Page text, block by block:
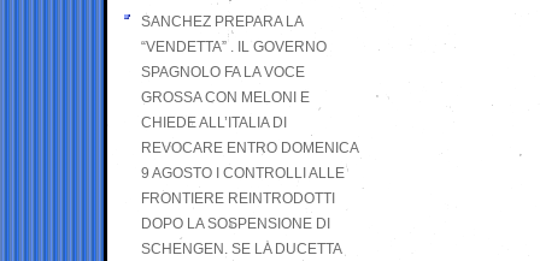
SANCHEZ PREPARA LA
“VENDETTA” . IL GOVERNO
SPAGNOLO FA LA VOCE
GROSSA CON MELONI E
CHIEDE ALL’ITALIA DI
REVOCARE ENTRO DOMENICA
9 AGOSTO I CONTROLLI ALLE
FRONTIERE REINTRODOTTI
DOPO LA SOSPENSIONE DI
SCHENGEN. SE LA DUCETTA